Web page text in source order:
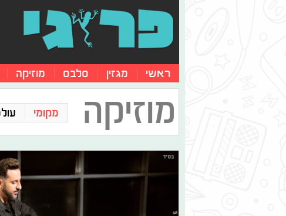
ראשי מגזין סלבס מוזיקה
מוזיקה מקומי